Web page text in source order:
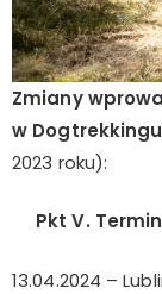
Zmiany
w
2023 roku):
Pkt V.
13.04.2024 –